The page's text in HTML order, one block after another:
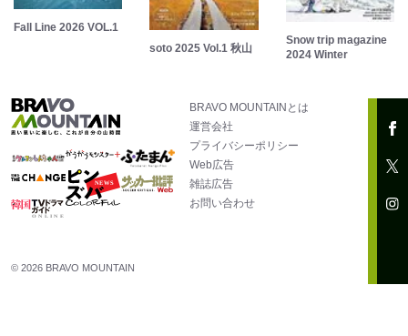
Fall Line 2026 VOL.1
soto 2025 Vol.1 秋山
Snow trip magazine
2024 Winter
BRAVO MOUNTAINとは
運営会社
プライバシーポリシー
Web広告
雑誌広告
お問い合わせ
© 2026 BRAVO MOUNTAIN